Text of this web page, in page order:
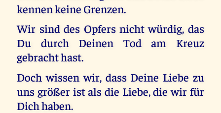
kennen keine Grenzen.
Wir sind des Opfers nicht würdig, das
Du durch Deinen Tod am Kreuz
gebracht hast.
Doch wissen wir, dass Deine Liebe zu
uns größer ist als die Liebe, die wir für
Dich haben.